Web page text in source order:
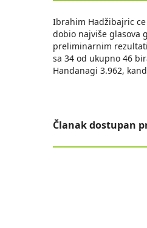
Ibrahim Hadžibajric
dobio najviše glasova
preliminarnim
sa 34 od ukupno 46
Handanagi 3.962,
Članak dostupan